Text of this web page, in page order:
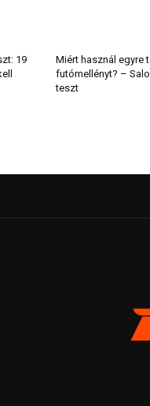
19
Miért használ egyre
futómellényt? –
teszt